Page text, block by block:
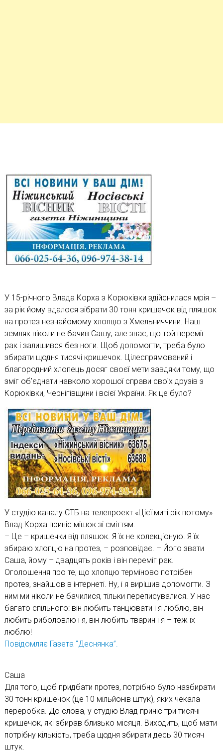
У 15-річного Влада Корха з Корюківки здійснилася мрія –
за рік йому вдалося зібрати 30 тонн кришечок від пляшок
на протез незнайомому хлопцю з Хмельниччини. Наш
земляк ніколи не бачив Сашу, але знає, що той переміг
рак і залишився без ноги. Щоб допомогти, треба було
збирати щодня тисячі кришечок. Цілеспрямований і
благородний хлопець досяг своєї мети завдяки тому, що
зміг об’єднати навколо хорошої справи своїх друзів з
Корюківки, Чернігівщини і всієї України. Як це було?
У студію каналу СТБ на телепроект «Цієї миті рік потому»
Влад Корха приніс мішок зі сміттям.
– Це – кришечки від пляшок. Я їх не колекціоную. Я їх
збираю хлопцю на протез, – розповідає. – Його звати
Саша, йому – двадцять років і він переміг рак.
Оголошення про те, що хлопцю терміново потрібен
протез, знайшов в інтернеті. Ну, і я вирішив допомогти. З
ним ми ніколи не бачилися, тільки переписувалися. У нас
багато спільного: він любить танцювати і я люблю, він
любить риболовлю і я, він любить тварин і я – теж їх
люблю!
Повідомляє Газета “Деснянка”.
Саша
Для того, щоб придбати протез, потрібно було назбирати
30 тонн кришечок (це 10 мільйонів штук), яких чекала
переробка. До слова, у студію Влад приніс три тисячі
кришечок, які збирав близько місяця. Виходить, щоб мати
потрібну кількість, треба щодня збирати десь 30 тисяч
штук.